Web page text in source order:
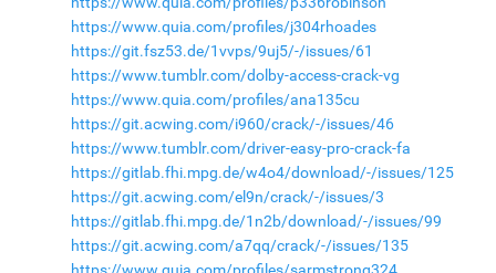
https://www.quia.com/profiles/j304rhoades
https://git.fsz53.de/1vvps/9uj5/-/issues/61
https://www.tumblr.com/dolby-access-crack-vg
https://www.quia.com/profiles/ana135cu
https://git.acwing.com/i960/crack/-/issues/46
https://www.tumblr.com/driver-easy-pro-crack-fa
https://gitlab.fhi.mpg.de/w4o4/download/-/issues/125
https://git.acwing.com/el9n/crack/-/issues/3
https://gitlab.fhi.mpg.de/1n2b/download/-/issues/99
https://git.acwing.com/a7qq/crack/-/issues/135